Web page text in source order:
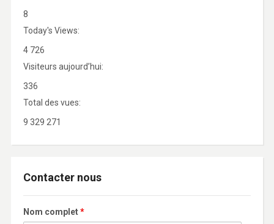
8
Today's Views:
4 726
Visiteurs aujourd’hui:
336
Total des vues:
9 329 271
Contacter nous
Nom complet*